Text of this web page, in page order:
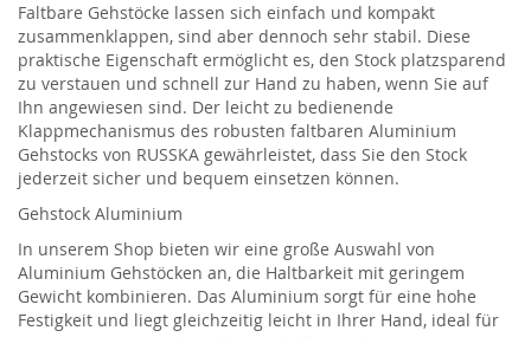
Faltbare Gehstöcke lassen sich einfach und kompakt
zusammenklappen, sind aber dennoch sehr stabil. Diese
praktische Eigenschaft ermöglicht es, den Stock platzsparend
zu verstauen und schnell zur Hand zu haben, wenn Sie auf
Ihn angewiesen sind. Der leicht zu bedienende
Klappmechanismus des robusten faltbaren Aluminium
Gehstocks von RUSSKA gewährleistet, dass Sie den Stock
jederzeit sicher und bequem einsetzen können.
Gehstock Aluminium
In unserem Shop bieten wir eine große Auswahl von
Aluminium Gehstöcken an, die Haltbarkeit mit geringem
Gewicht kombinieren. Das Aluminium sorgt für eine hohe
Festigkeit und liegt gleichzeitig leicht in Ihrer Hand, ideal für